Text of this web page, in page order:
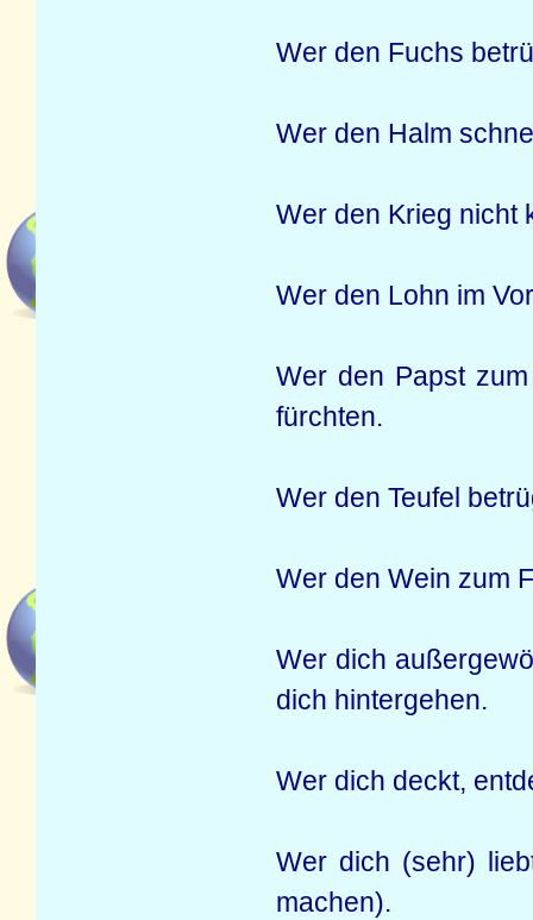
Wer den Fuchs
Wer den Halm
Wer den Krieg nicht
Wer den Lohn im
Wer den Papst
fürchten.
Wer den Teufel
Wer den Wein zum
Wer dich
dich hintergehen.
Wer dich deckt,
Wer dich (sehr)
machen).